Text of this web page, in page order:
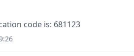
code is: 681123